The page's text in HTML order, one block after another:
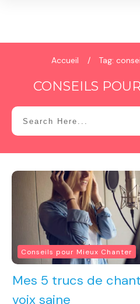
Accueil / Tag:
CONSEILS
Conseils pour Mieux Chanter
Mes 5 trucs de
voix saine